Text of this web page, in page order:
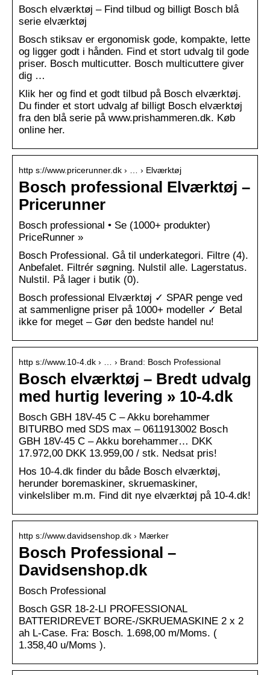
Bosch elværktøj – Find tilbud og billigt Bosch blå
serie elværktøj
Bosch stiksav er ergonomisk gode, kompakte, lette
og ligger godt i hånden. Find et stort udvalg til gode
priser. Bosch multicutter. Bosch multicuttere giver
dig …
Klik her og find et godt tilbud på Bosch elværktøj.
Du finder et stort udvalg af billigt Bosch elværktøj
fra den blå serie på www.prishammeren.dk. Køb
online her.
http s://www.pricerunner.dk › … › Elværktøj
Bosch professional Elværktøj –
Pricerunner
Bosch professional • Se (1000+ produkter)
PriceRunner »
Bosch Professional. Gå til underkategori. Filtre (4).
Anbefalet. Filtrér søgning. Nulstil alle. Lagerstatus.
Nulstil. På lager i butik (0).
Bosch professional Elværktøj ✓ SPAR penge ved
at sammenligne priser på 1000+ modeller ✓ Betal
ikke for meget – Gør den bedste handel nu!
http s://www.10-4.dk › … › Brand: Bosch Professional
Bosch elværktøj – Bredt udvalg
med hurtig levering » 10-4.dk
Bosch GBH 18V-45 C – Akku borehammer
BITURBO med SDS max – 0611913002 Bosch
GBH 18V-45 C – Akku borehammer… DKK
17.972,00 DKK 13.959,00 / stk. Nedsat pris!
Hos 10-4.dk finder du både Bosch elværktøj,
herunder boremaskiner, skruemaskiner,
vinkelsliber m.m. Find dit nye elværktøj på 10-4.dk!
http s://www.davidsenshop.dk › Mærker
Bosch Professional –
Davidsenshop.dk
Bosch Professional
Bosch GSR 18-2-LI PROFESSIONAL
BATTERIDREVET BORE-/SKRUEMASKINE 2 x 2
ah L-Case. Fra: Bosch. 1.698,00 m/Moms. (
1.358,40 u/Moms ).